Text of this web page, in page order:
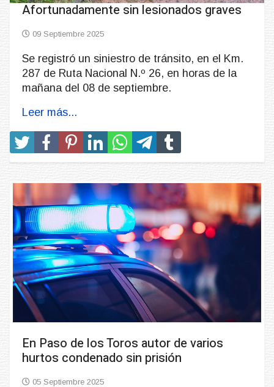
Afortunadamente sin lesionados graves
09 Septiembre 2025
Se registró un siniestro de tránsito, en el Km.
287 de Ruta Nacional N.º 26, en horas de la
mañana del 08 de septiembre.
Leer más...
En Paso de los Toros autor de varios
hurtos condenado sin prisión
05 Septiembre 2025